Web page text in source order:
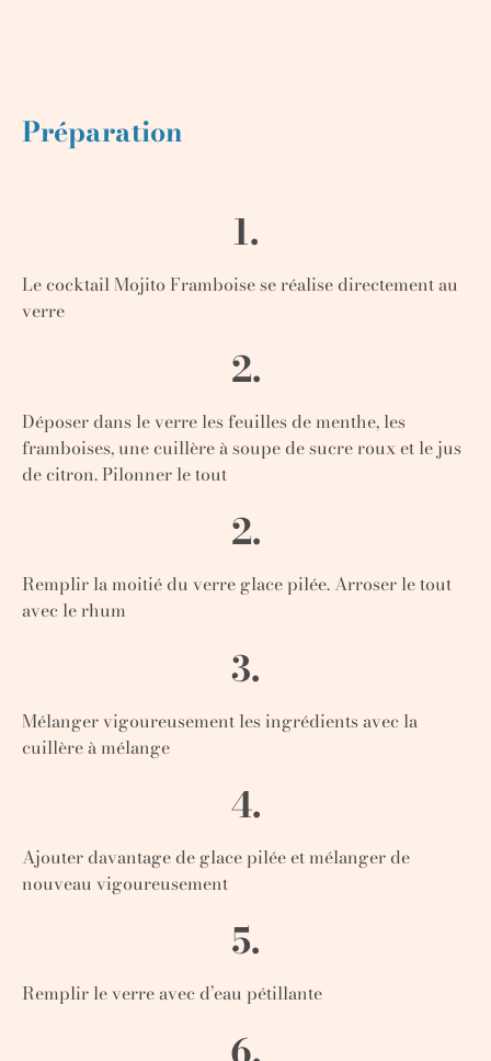
Préparation
1.
Le cocktail Mojito Framboise se réalise directement au
verre
2.
Déposer dans le verre les feuilles de menthe, les
framboises, une cuillère à soupe de sucre roux et le jus
de citron. Pilonner le tout
2.
Remplir la moitié du verre glace pilée. Arroser le tout
avec le rhum
3.
Mélanger vigoureusement les ingrédients avec la
cuillère à mélange
4.
Ajouter davantage de glace pilée et mélanger de
nouveau vigoureusement
5.
Remplir le verre avec d’eau pétillante